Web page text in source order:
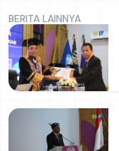
BERITA LAINNYA